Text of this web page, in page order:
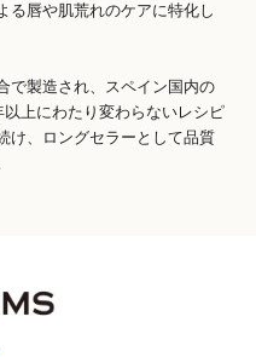
る唇や肌荒れのケアに特化し
で製造され、スペイン国内の
上にわたり変わらないレシピ
け、ロングセラーとして品質